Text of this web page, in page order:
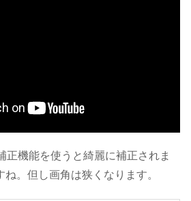
機能を使うと綺麗に補正されま
。但し画角は狭くなります。